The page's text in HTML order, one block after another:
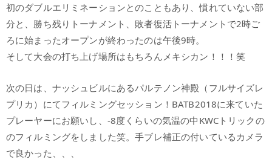
初のダブルエリミネーションとのこともあり、慣れていない部
分と、勝ち残りトーナメント、敗者復活トーナメントで2時ご
ろに始まったオープンが終わったのは午後9時。
そして大会の打ち上げ場所はもちろんメキシカン！！！笑
次の日は、ナッシュビルにあるパルテノン神殿（フルサイズレ
プリカ）にてフィルミングセッション！BATB2018に来ていた
プレーヤーにお願いし、-8度くらいの気温の中KWCトリックの
のフィルミングをしました笑。手ブレ補正の付いているカメラ
で良かった、、、